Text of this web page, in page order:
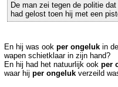
De man zei tegen de politie dat
had gelost toen hij met een
En hij was ook per ongeluk in
wapen schietklaar in zijn hand?
En hij had het natuurlijk ook per
waar hij per ongeluk verzeild